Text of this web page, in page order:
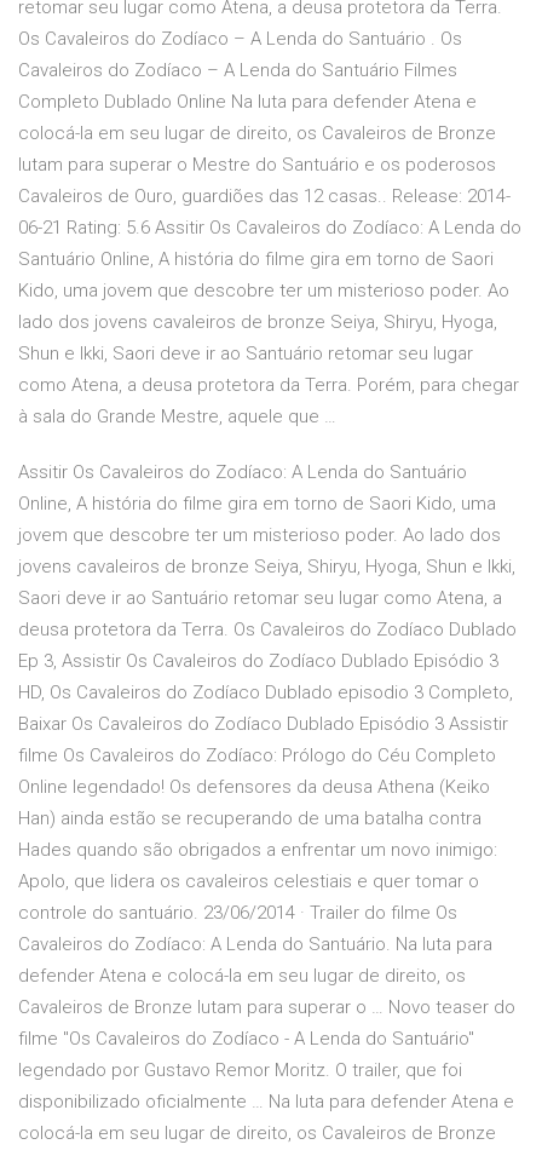
retomar seu lugar como Atena, a deusa protetora da Terra.
Os Cavaleiros do Zodíaco – A Lenda do Santuário . Os
Cavaleiros do Zodíaco – A Lenda do Santuário Filmes
Completo Dublado Online Na luta para defender Atena e
colocá-la em seu lugar de direito, os Cavaleiros de Bronze
lutam para superar o Mestre do Santuário e os poderosos
Cavaleiros de Ouro, guardiões das 12 casas.. Release: 2014-
06-21 Rating: 5.6 Assitir Os Cavaleiros do Zodíaco: A Lenda do
Santuário Online, A história do filme gira em torno de Saori
Kido, uma jovem que descobre ter um misterioso poder. Ao
lado dos jovens cavaleiros de bronze Seiya, Shiryu, Hyoga,
Shun e Ikki, Saori deve ir ao Santuário retomar seu lugar
como Atena, a deusa protetora da Terra. Porém, para chegar
à sala do Grande Mestre, aquele que …
Assitir Os Cavaleiros do Zodíaco: A Lenda do Santuário
Online, A história do filme gira em torno de Saori Kido, uma
jovem que descobre ter um misterioso poder. Ao lado dos
jovens cavaleiros de bronze Seiya, Shiryu, Hyoga, Shun e Ikki,
Saori deve ir ao Santuário retomar seu lugar como Atena, a
deusa protetora da Terra. Os Cavaleiros do Zodíaco Dublado
Ep 3, Assistir Os Cavaleiros do Zodíaco Dublado Episódio 3
HD, Os Cavaleiros do Zodíaco Dublado episodio 3 Completo,
Baixar Os Cavaleiros do Zodíaco Dublado Episódio 3 Assistir
filme Os Cavaleiros do Zodíaco: Prólogo do Céu Completo
Online legendado! Os defensores da deusa Athena (Keiko
Han) ainda estão se recuperando de uma batalha contra
Hades quando são obrigados a enfrentar um novo inimigo:
Apolo, que lidera os cavaleiros celestiais e quer tomar o
controle do santuário. 23/06/2014 · Trailer do filme Os
Cavaleiros do Zodíaco: A Lenda do Santuário. Na luta para
defender Atena e colocá-la em seu lugar de direito, os
Cavaleiros de Bronze lutam para superar o … Novo teaser do
filme "Os Cavaleiros do Zodíaco - A Lenda do Santuário"
legendado por Gustavo Remor Moritz. O trailer, que foi
disponibilizado oficialmente … Na luta para defender Atena e
colocá-la em seu lugar de direito, os Cavaleiros de Bronze